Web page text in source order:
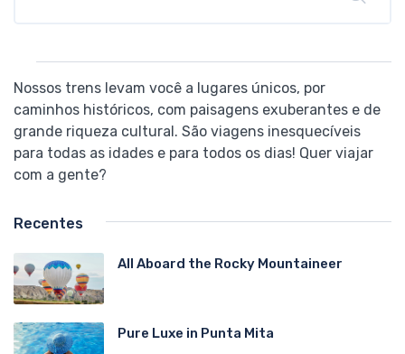
Nossos trens levam você a lugares únicos, por
caminhos históricos, com paisagens exuberantes e de
grande riqueza cultural. São viagens inesquecíveis
para todas as idades e para todos os dias! Quer viajar
com a gente?
Recentes
All Aboard the Rocky Mountaineer
Pure Luxe in Punta Mita